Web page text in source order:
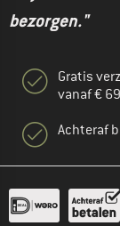
bezorgen."
Gratis
vanaf €
Achteraf